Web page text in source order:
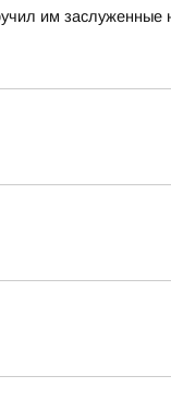
им заслуженные